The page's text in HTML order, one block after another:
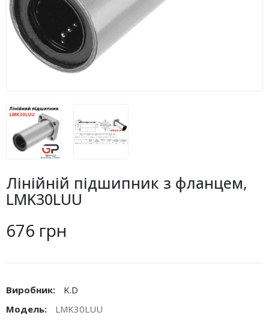
Лінійній підшипник з фланцем,
LMK30LUU
676 грн
Виробник:
K.D
Модель:
LMK30LUU